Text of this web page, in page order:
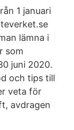
1 januari
lämna i
som
juni 2020.
och tips till
veta för
avdragen